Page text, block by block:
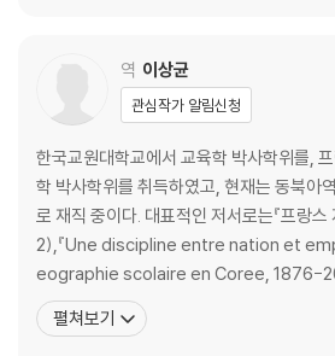
한 가지 도시 모델을 제시하는 캉
오늘날의 마을, 읍, 도시
제3장 무엇이 오늘의 프랑스를 있게 했을까?
I. 프랑스라는 ‘지협’의 역할을 과장하지 말라
1850년 이전의 론강
지협과 프랑스의 단일성
역 이상균
관심작가 알림신청
한국교원대학교에서 교육학 박사학위를,
학 박사학위를 취득하였고, 현재는 동북아
로 재직 중이다. 대표적인 저서로는『프랑스
2),『Une discipline entre nation et
eographie scolaire en Coree, 1876-
바로알기』(2014, 공저),『지도와 사진으로
4, 공저),『France-Coree: 130 ans de
펼쳐보기